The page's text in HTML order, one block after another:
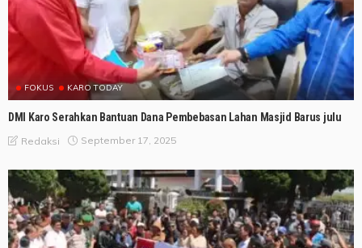
FOKUS KARO TODAY
DMI Karo Serahkan Bantuan Dana Pembebasan Lahan Masjid Barus julu
Redaksi September 17, 2025